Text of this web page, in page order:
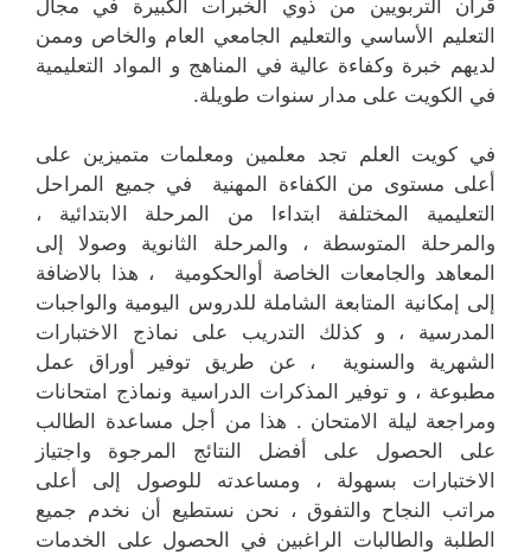
قرآن التربويين من ذوي الخبرات الكبيرة في مجال
التعليم الأساسي والتعليم الجامعي العام والخاص وممن
لديهم خبرة وكفاءة عالية في المناهج و المواد التعليمية
في الكويت على مدار سنوات طويلة.
في كويت العلم تجد معلمين ومعلمات متميزين على
أعلى مستوى من الكفاءة المهنية في جميع المراحل
التعليمية المختلفة ابتداءا من المرحلة الابتدائية ،
والمرحلة المتوسطة ، والمرحلة الثانوية وصولا إلى
المعاهد والجامعات الخاصة أوالحكومية ، هذا بالاضافة
إلى إمكانية المتابعة الشاملة للدروس اليومية والواجبات
المدرسية ، و كذلك التدريب على نماذج الاختبارات
الشهرية والسنوية ، عن طريق توفير أوراق عمل
مطبوعة ، و توفير المذكرات الدراسية ونماذج امتحانات
ومراجعة ليلة الامتحان . هذا من أجل مساعدة الطالب
على الحصول على أفضل النتائج المرجوة واجتياز
الاختبارات بسهولة ، ومساعدته للوصول إلى أعلى
مراتب النجاح والتفوق ، نحن نستطيع أن نخدم جميع
الطلبة والطالبات الراغبين في الحصول على الخدمات